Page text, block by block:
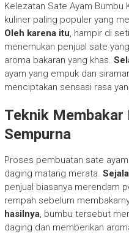
Kelezatan Sate Ayam Bumbu
kuliner paling populer yang
Oleh karena itu, hampir di
menemukan penjual sate
aroma bakaran yang khas.
ayam yang empuk dan
menciptakan sensasi rasa
Teknik Membakar
Sempurna
Proses pembuatan sate
daging matang merata.
penjual biasanya merendam
rempah sebelum
hasilnya, bumbu tersebut
daging dan memberikan